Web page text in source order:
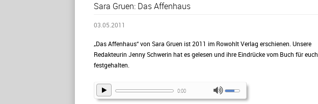
Sara Gruen: Das Affenhaus
03.05.2011
„Das Affenhaus“ von Sara Gruen ist 2011 im Rowohlt Verlag erschienen. Unsere
Redakteurin Jenny Schwerin hat es gelesen und ihre Eindrücke vom Buch für euch
festgehalten.
0:00